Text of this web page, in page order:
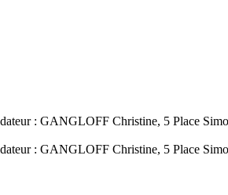
: GANGLOFF Christine, 5 Place
: GANGLOFF Christine, 5 Place